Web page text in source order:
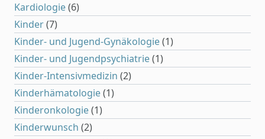
Kardiologie(6)
Kinder(7)
Kinder- und Jugend-Gynäkologie(1)
Kinder- und Jugendpsychiatrie(1)
Kinder-Intensivmedizin (2)
Kinderhämatologie(1)
Kinderonkologie(1)
Kinderwunsch (2)